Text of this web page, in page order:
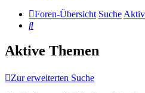
Foren-Übersicht Suche
Suche
Aktive Themen
Zur erweiterten Suche